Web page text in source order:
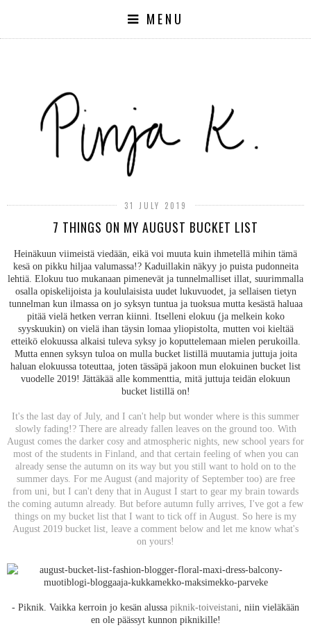
MENU
31 JULY 2019
7 THINGS ON MY AUGUST BUCKET LIST
Heinäkuun viimeistä viedään, eikä voi muuta kuin ihmetellä mihin tämä
kesä on pikku hiljaa valumassa!? Kaduillakin näkyy jo puista pudonneita
lehtiä. Elokuu tuo mukanaan pimenevät ja tunnelmalliset illat, suurimmalla
osalla opiskelijoista ja koululaisista uudet lukuvuodet, ja sellaisen tietyn
tunnelman kun ilmassa on jo syksyn tuntua ja tuoksua mutta kesästä haluaa
pitää vielä hetken verran kiinni. Itselleni elokuu (ja melkein koko
syyskuukin) on vielä ihan täysin lomaa yliopistolta, mutten voi kieltää
etteikö elokuussa alkaisi tuleva syksy jo koputtelemaan mielen perukoilla.
Mutta ennen syksyn tuloa on mulla bucket listillä muutamia juttuja joita
haluan elokuussa toteuttaa, joten tässäpä jakoon mun elokuinen bucket list
vuodelle 2019! Jättäkää alle kommenttia, mitä juttuja teidän elokuun
bucket listillä on!
It's the last day of July, and I can't help but wonder where is this summer
slowly fading!? There are already fallen leaves on the ground too. With
August comes the darker cosy and atmospheric nights, new school years for
most of the students in Finland, and that certain feeling of when you can
already sense the autumn on its way but you still want to hold on to the
summer days. For me August (and majority of September too) are free
from uni, but I can't deny that in August I start to gear my brain towards
the coming autumn already. But before autumn fully arrives, I've got a few
things on my bucket list that I want to tick off in August. So here is my
August 2019 bucket list, leave a comment below and let me know what's
on yours!
- Piknik. Vaikka kerroin jo kesän alussa piknik-toiveistani , niin vieläkään
en ole päässyt kunnon piknikille!